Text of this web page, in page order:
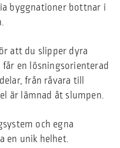
byggnationer bottnar i
att du slipper dyra
en lösningsorienterad
från råvara till
är lämnad åt slumpen.
och egna
en unik helhet.